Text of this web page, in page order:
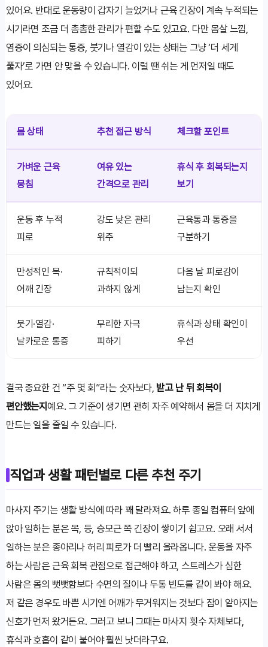
있어요. 반대로 운동량이 갑자기 늘었거나 근육 긴장이 계속 누적되는
시기라면 조금 더 촘촘한 관리가 편할 수도 있고요. 다만 몸살 느낌,
염증이 의심되는 통증, 붓기나 열감이 있는 상태는 그냥 ‘더 세게
풀자’로 가면 안 맞을 수 있습니다. 이럴 땐 쉬는 게 먼저일 때도
있어요.
몸 상태 추천 접근 방식 체크할 포인트
가벼운 근육
뭉침
여유 있는
간격으로 관리
휴식 후 회복되는지
보기
운동 후 누적
피로
강도 낮은 관리
위주
근육통과 통증을
구분하기
만성적인 목·
어깨 긴장
규칙적이되
과하지 않게
다음 날 피로감이
남는지 확인
붓기·열감·
날카로운 통증
무리한 자극
피하기
휴식과 상태 확인이
우선
결국 중요한 건 “주 몇 회”라는 숫자보다, 받고 난 뒤 회복이
편안했는지예요. 그 기준이 생기면 괜히 자주 예약해서 몸을 더 지치게
만드는 일을 줄일 수 있습니다.
직업과 생활 패턴별로 다른 추천 주기
마사지 주기는 생활 방식에 따라 꽤 달라져요. 하루 종일 컴퓨터 앞에
앉아 일하는 분은 목, 등, 승모근 쪽 긴장이 쌓이기 쉽고요. 오래 서서
일하는 분은 종아리나 허리 피로가 더 빨리 올라옵니다. 운동을 자주
하는 사람은 근육 회복 관점으로 접근해야 하고, 스트레스가 심한
사람은 몸의 뻣뻣함보다 수면의 질이나 두통 빈도를 같이 봐야 해요.
저 같은 경우도 바쁜 시기엔 어깨가 무거워지는 것보다 잠이 얕아지는
신호가 먼저 왔거든요. 그러고 보니 그때는 마사지 횟수 자체보다,
휴식과 호흡이 같이 붙어야 훨씬 낫더라구요.